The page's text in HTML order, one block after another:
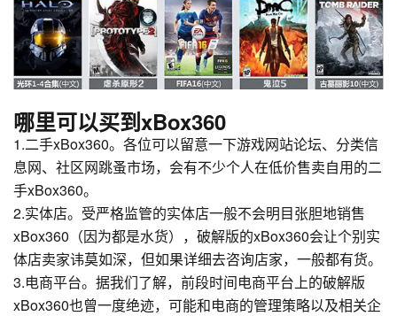
哪里可以买到xBox360
1.二手xBox360。各位可以留意一下游戏网站论坛、分类信
息网、社区网跳蚤市场，会有不少个人在低价售卖自用的二
手xBox360。
2.实体店。受严格监管的实体店一般不会明目张胆地销售
xBox360（因为都是水货），破解版的xBox360会让个别实
体店卖家讳莫如深，但如果详细去咨询店家，一般都有货。
3.电商平台。据我们了解，前段时间电商平台上的破解版
xBox360也曾一度绝迹，可能和电商的管理策略以及相关企